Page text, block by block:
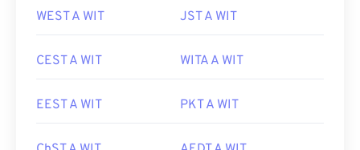
WEST A WIT JST A WIT
CEST A WIT WITA A WIT
EEST A WIT PKT A WIT